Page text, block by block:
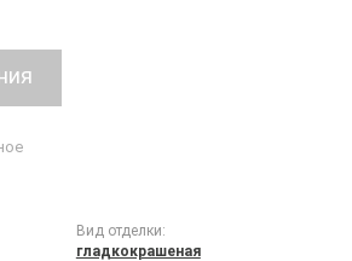
Вид отделки:
гладкокрашеная